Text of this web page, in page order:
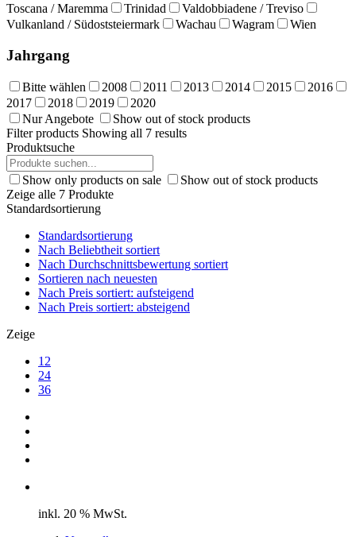
Toscana / Maremma
Trinidad
Valdobbiadene / Treviso
Vulkanland / Südoststeiermark
Wachau Wagram Wien
Jahrgang
Bitte wählen 2008 2011 2013 2014 2015
2016
2017
2018 2019
2020
Nur Angebote
Show out of stock products
Filter products Showing all 7 results
Produktsuche
Show only products on sale
Show out of stock products
Zeige alle 7 Produkte
Standardsortierung
Standardsortierung
Nach Beliebtheit sortiert
Nach Durchschnittsbewertung sortiert
Sortieren nach neuesten
Nach Preis sortiert: aufsteigend
Nach Preis sortiert: absteigend
Zeige
12
24
36
inkl. 20 % MwSt.